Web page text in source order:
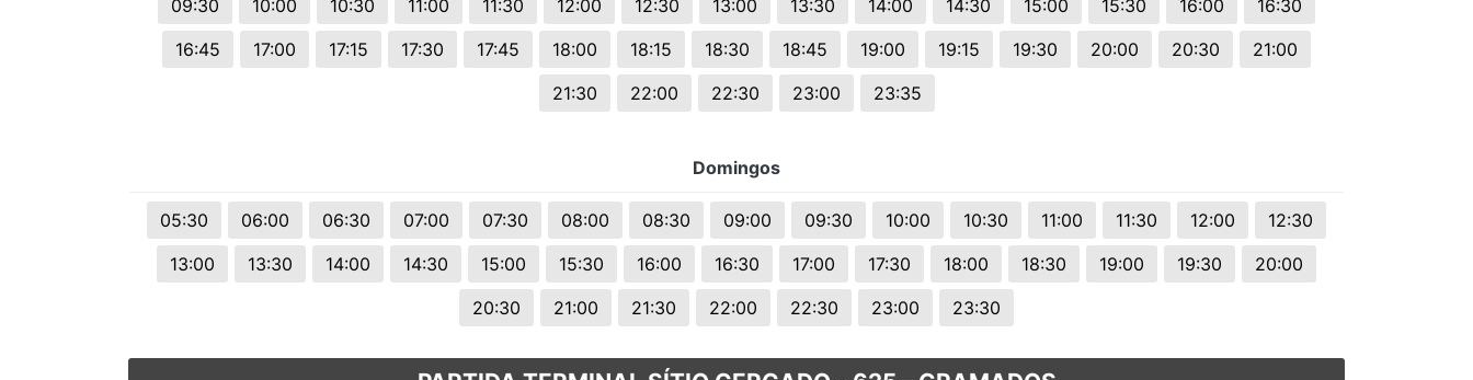
09:30
10:00 10:30 11:00 11:30 12:00 12:30 13:00 13:30 14:00 14:30 15:00 15:30 16:00
16:30
16:45
17:00 17:15 17:30 17:45 18:00 18:15 18:30 18:45 19:00 19:15 19:30 20:00 20:30
21:00
21:30
22:00 22:30 23:00 23:35
Domingos
05:30 06:00 06:30 07:00 07:30 08:00 08:30 09:00 09:30 10:00 10:30 11:00 11:30 12:00
12:30
13:00
13:30 14:00 14:30 15:00 15:30 16:00 16:30 17:00 17:30 18:00 18:30 19:00 19:30
20:00
20:30
21:00 21:30 22:00 22:30 23:00 23:30